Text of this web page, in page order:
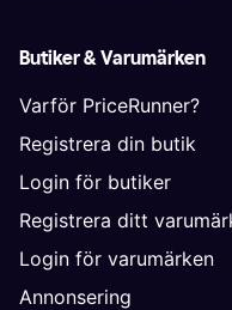
Butiker & Varumärken
Varför PriceRunner?
Registrera din butik
Login för butiker
Registrera ditt
Login för varumärken
Annonsering